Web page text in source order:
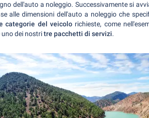
dell'auto a noleggio. Successivamente si
alle dimensioni dell'auto a noleggio che
categorie del veicolorichieste, come
uno dei nostritre pacchetti di servizi.